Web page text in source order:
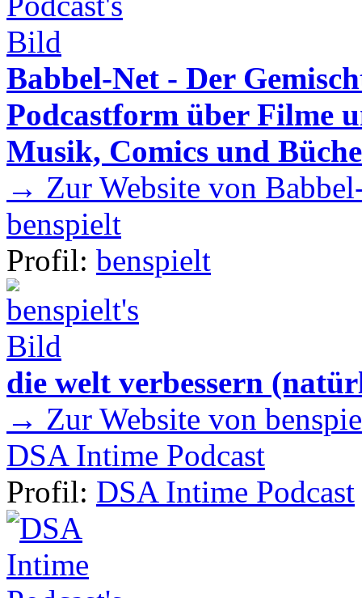
Babbel-Net - Der
Podcastform über Filme
Musik, Comics und
→ Zur Website von
benspielt
Profil: benspielt
die welt verbessern
→ Zur Website von
DSA Intime Podcast
Profil: DSA Intime Podcast